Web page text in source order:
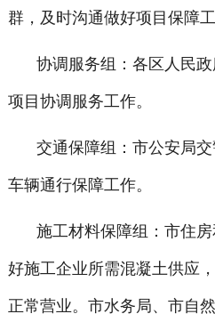
群，及时沟通做好项目保障工
协调服务组：各区人民
项目协调服务工作。
交通保障组：市公安局
车辆通行保障工作。
施工材料保障组：市住
好施工企业所需混凝土供应
正常营业。市水务局、市自